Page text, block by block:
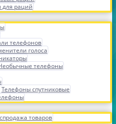
для раций
телефонов
голоса
телефоны
Телефоны спутниковые
товаров